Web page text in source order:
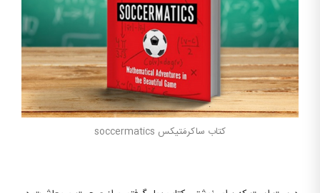
کتاب ساکرمَتیکس soccermatics